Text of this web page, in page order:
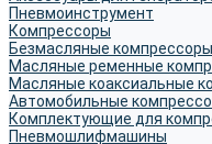
Пневмоинструмент
Компрессоры
Безмасляные компрессоры
Масляные ременные
Масляные коаксиальные
Автомобильные
Комплектующие для
Пневмошлифмашины